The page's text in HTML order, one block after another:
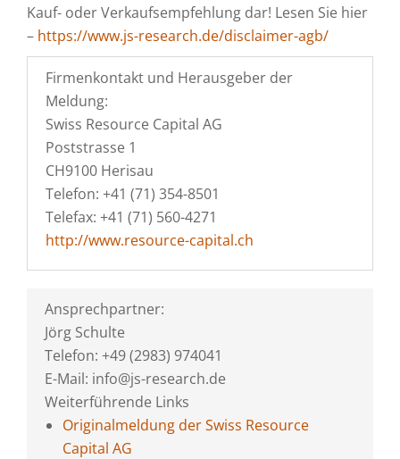
Kauf- oder Verkaufsempfehlung dar! Lesen Sie hier
– https://www.js-research.de/disclaimer-agb/
Firmenkontakt und Herausgeber der
Meldung:
Swiss Resource Capital AG
Poststrasse 1
CH9100 Herisau
Telefon: +41 (71) 354-8501
Telefax: +41 (71) 560-4271
http://www.resource-capital.ch
Ansprechpartner:
Jörg Schulte
Telefon: +49 (2983) 974041
E-Mail: info@js-research.de
Weiterführende Links
Originalmeldung der Swiss Resource
Capital AG